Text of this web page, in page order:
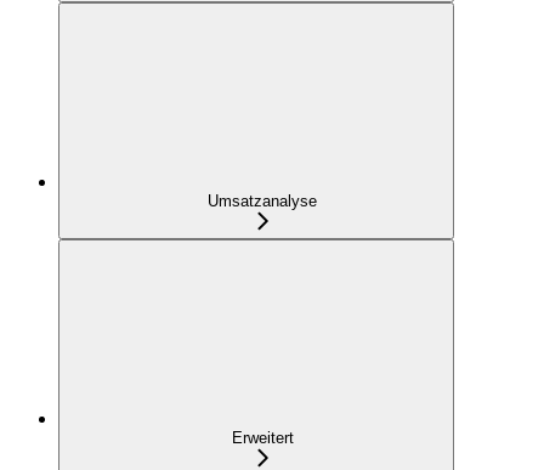
Umsatzanalyse
Erweitert